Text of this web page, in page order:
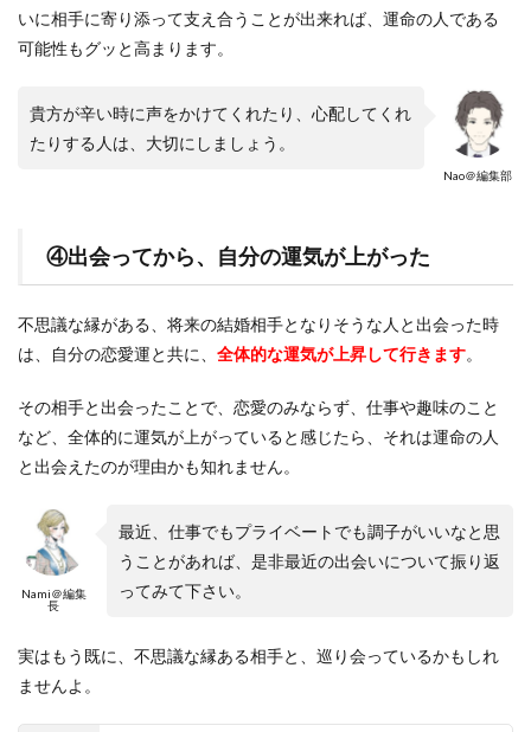
いに相手に寄り添って支え合うことが出来れば、運命の人である
可能性もグッと高まります。
Nao＠編集部
貴方が辛い時に声をかけてくれたり、心配してくれ
たりする人は、大切にしましょう。
④出会ってから、自分の運気が上がった
不思議な縁がある、将来の結婚相手となりそうな人と出会った時
は、自分の恋愛運と共に、 全体的な運気が上昇して行きます。
その相手と出会ったことで、恋愛のみならず、仕事や趣味のこと
など、全体的に運気が上がっていると感じたら、それは運命の人
と出会えたのが理由かも知れません。
Nami＠編集
長
最近、仕事でもプライベートでも調子がいいなと思
うことがあれば、是非最近の出会いについて振り返
ってみて下さい。
実はもう既に、不思議な縁ある相手と、巡り会っているかもしれ
ませんよ。